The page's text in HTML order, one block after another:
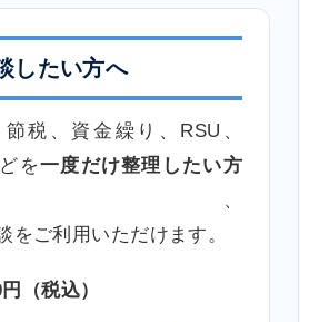
したい方へ
税、資金繰り、RSU、
を一度だけ整理したい方
、
をご利用いただけます。
（税込）